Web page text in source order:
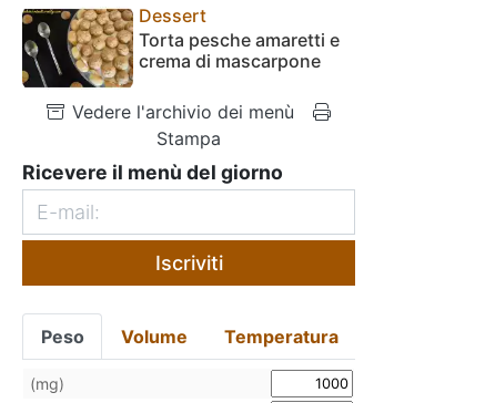
Dessert
Torta pesche amaretti e
crema di mascarpone
Vedere l'archivio dei menù
Stampa
Ricevere il menù del giorno
Iscriviti
Peso Volume Temperatura
(mg)